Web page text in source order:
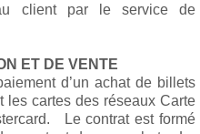
client par le service de
ET DE VENTE
d’un achat de billets
cartes des réseaux Carte
Le contrat est formé